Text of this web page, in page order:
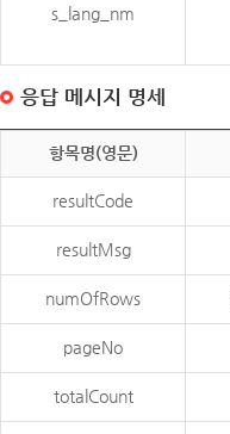
s_lang_nm
응답 메시지 명세
항목명(영문)
resultCode
resultMsg
numOfRows
pageNo
totalCount